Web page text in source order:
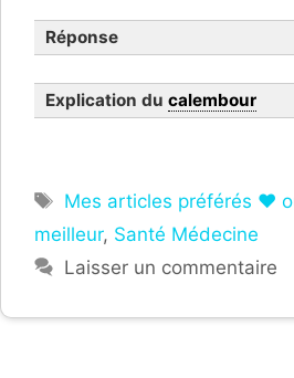
Réponse
Explication du calembour
Étiquettes
Mes articles préférés ❤
meilleur, Santé Médecine
Laisser un commentaire